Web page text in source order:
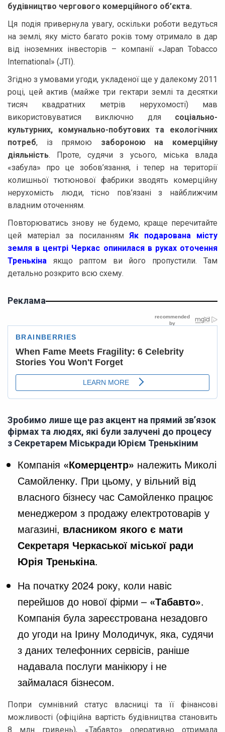
будівництво чергового комерційного об’єкта.
Ця подія привернула увагу, оскільки роботи ведуться
на землі, яку місто багато років тому отримало в дар
від іноземних інвесторів – компанії «Japan Tobacco
International» (JTI).
Згідно з умовами угоди, укладеної ще у далекому 2011
році, цей актив (майже три гектари землі та десятки
тисяч квадратних метрів нерухомості) мав
використовуватися виключно для соціально-
культурних, комунально-побутових та екологічних
потреб, із прямою забороною на комерційну
діяльність. Проте, судячи з усього, міська влада
«забула» про це зобов’язання, і тепер на території
колишньої тютюнової фабрики зводять комерційну
нерухомість люди, тісно пов’язані з найближчим
владним оточенням.
Повторюватись знову не будемо, краще перечитайте
цей матеріал за посиланнямЯк подарована місту
земля в центрі Черкас опинилася в руках оточення
Тренькіна якщо раптом ви його пропустили. Там
детально розкрито всю схему.
Реклама
Зробимо лише ще раз акцент на прямий зв’язок
фірмах та людях, які були залучені до процесу
з Секретарем Міськради Юрієм Тренькіним
Компанія «Комерцентр» належить Миколі
Самойленку. При цьому, у вільний від
власного бізнесу час Самойленко працює
менеджером з продажу електротоварів у
магазині, власником якого є мати
Секретаря Черкаської міської ради
Юрія Тренькіна.
На початку 2024 року, коли навіс
перейшов до нової фірми – «Табавто».
Компанія була зареєстрована незадовго
до угоди на Ірину Молодичук, яка, судячи
з даних телефонних сервісів, раніше
надавала послуги манікюру і не
займалася бізнесом.
Попри сумнівний статус власниці та її фінансові
можливості (офіційна вартість будівництва становить
8 млн гривень), «Табавто» оперативно отримала